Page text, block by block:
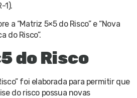
1).
a “Matriz 5×5 do Risco” e “Nova
do Risco”.
do Risco
foi elaborada para permitir que
do risco possua novas